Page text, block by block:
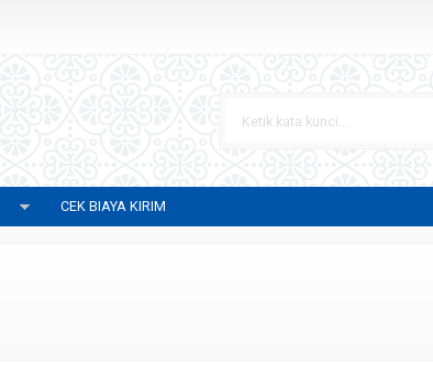
CEK BIAYA KIRIM